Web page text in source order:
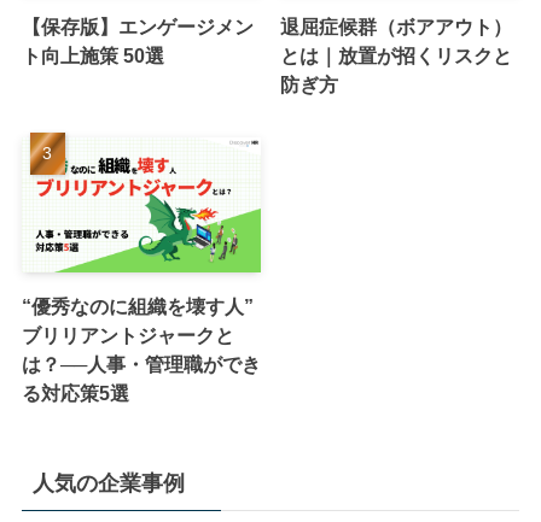
【保存版】エンゲージメン
ト向上施策 50選
退屈症候群（ボアアウト）
とは｜放置が招くリスクと
防ぎ方
“優秀なのに組織を壊す人”
ブリリアントジャークと
は？──人事・管理職ができ
る対応策5選
人気の企業事例